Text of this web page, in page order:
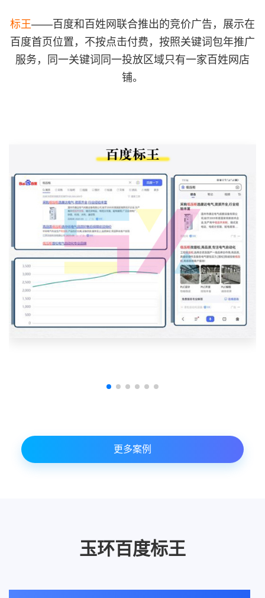
标王——百度和百姓网联合推出的竞价广告，展示在
百度首页位置，不按点击付费，按照关键词包年推广
服务，同一关键词同一投放区域只有一家百姓网店
铺。
更多案例
玉环百度标王